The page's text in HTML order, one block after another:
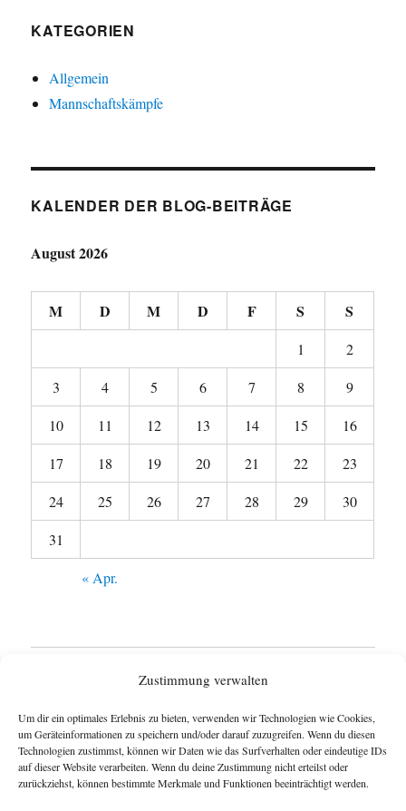
Zustimmung verwalten
Um dir ein optimales Erlebnis zu bieten, verwenden wir Technologien wie Cookies,
um Geräteinformationen zu speichern und/oder darauf zuzugreifen. Wenn du diesen
Technologien zustimmst, können wir Daten wie das Surfverhalten oder eindeutige IDs
auf dieser Website verarbeiten. Wenn du deine Zustimmung nicht erteilst oder
zurückziehst, können bestimmte Merkmale und Funktionen beeinträchtigt werden.
KATEGORIEN
Allgemein
Mannschaftskämpfe
KALENDER DER BLOG-BEITRÄGE
August 2026
M D M D F S S
1
2
3
4 5 6 7 8
9
10
11 12 13 14 15
16
17
18 19 20 21 22
23
24
25 26 27 28 29
30
31
« Apr.
Wie funktioniert das Blog ?
anzeigen
Impressum